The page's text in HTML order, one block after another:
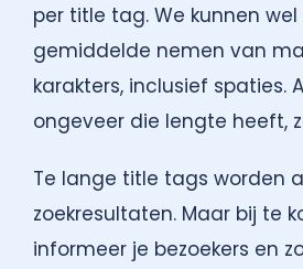
per title tag. We kunnen wel
gemiddelde nemen van
karakters, inclusief spaties.
ongeveer die lengte heeft,
Te lange title tags worden
zoekresultaten. Maar bij te
informeer je bezoekers en